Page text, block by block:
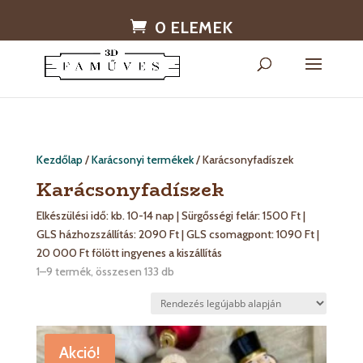
0 ELEMEK
Kezdőlap/Karácsonyi termékek/ Karácsonyfadíszek
Karácsonyfadíszek
Elkészülési idő: kb. 10-14 nap | Sürgősségi felár: 1500 Ft |
GLS házhozszállítás: 2090 Ft | GLS csomagpont: 1090 Ft |
20 000 Ft fölött ingyenes a kiszállítás
1–9 termék, összesen 133 dbSorted
latest
Akció!